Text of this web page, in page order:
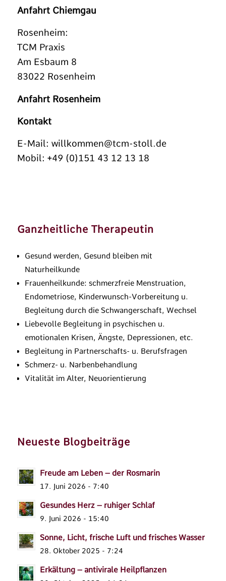
Anfahrt Chiemgau
Rosenheim:
TCM Praxis
Am Esbaum 8
83022 Rosenheim
Anfahrt Rosenheim
Kontakt
E-Mail: willkommen@tcm-stoll.de
Mobil: +49 (0)151 43 12 13 18
Ganzheitliche Therapeutin
Gesund werden, Gesund bleiben mit
Naturheilkunde
Frauenheilkunde: schmerzfreie Menstruation,
Endometriose, Kinderwunsch-Vorbereitung u.
Begleitung durch die Schwangerschaft, Wechsel
Liebevolle Begleitung in psychischen u.
emotionalen Krisen, Ängste, Depressionen, etc.
Begleitung in Partnerschafts- u. Berufsfragen
Schmerz- u. Narbenbehandlung
Vitalität im Alter, Neuorientierung
Neueste Blogbeiträge
Freude am Leben – der Rosmarin
17. Juni 2026 - 7:40
Gesundes Herz – ruhiger Schlaf
9. Juni 2026 - 15:40
Sonne, Licht, frische Luft und frisches Wasser
28. Oktober 2025 - 7:24
Erkältung – antivirale Heilpflanzen